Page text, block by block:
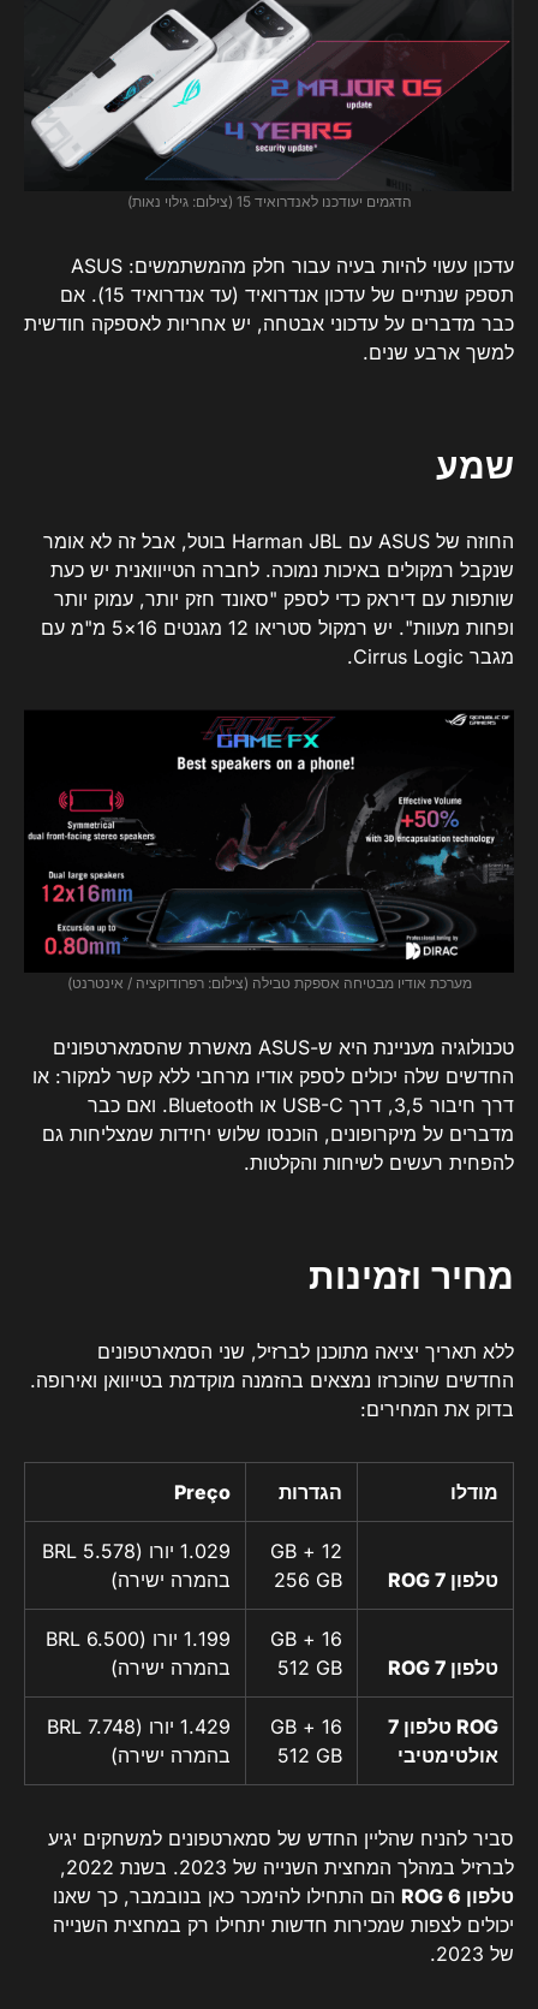
הדגמים יעודכנו לאנדרואיד 15 (צילום: גילוי נאות)
עדכון עשוי להיות בעיה עבור חלק מהמשתמשים: ASUS
תספק שנתיים של עדכון אנדרואיד (עד אנדרואיד 15). אם
כבר מדברים על עדכוני אבטחה, יש אחריות לאספקה ​​חודשית
למשך ארבע שנים.
שמע
החוזה של ASUS עם Harman JBL בוטל, אבל זה לא אומר
שנקבל רמקולים באיכות נמוכה. לחברה הטייוואנית יש כעת
שותפות עם דיראק כדי לספק "סאונד חזק יותר, עמוק יותר
ופחות מעוות". יש רמקול סטריאו 12 מגנטים 16×5 מ"מ עם
מגבר Cirrus Logic.
מערכת אודיו מבטיחה אספקת טבילה (צילום: רפרודוקציה / אינטרנט)
טכנולוגיה מעניינת היא ש-ASUS מאשרת שהסמארטפונים
החדשים שלה יכולים לספק אודיו מרחבי ללא קשר למקור: או
דרך חיבור 3,5, דרך USB-C או Bluetooth. ואם כבר
מדברים על מיקרופונים, הוכנסו שלוש יחידות שמצליחות גם
להפחית רעשים לשיחות והקלטות.
מחיר וזמינות
ללא תאריך יציאה מתוכנן לברזיל, שני הסמארטפונים
החדשים שהוכרזו נמצאים בהזמנה מוקדמת בטייוואן ואירופה.
בדוק את המחירים:
מודלו הגדרות Preço
טלפון ROG 7
12 GB +
256 GB
1.029 יורו (BRL 5.578
בהמרה ישירה)
טלפון ROG 7
16 GB +
512 GB
1.199 יורו (BRL 6.500
בהמרה ישירה)
ROG טלפון 7
אולטימטיבי
16 GB +
512 GB
1.429 יורו (BRL 7.748
בהמרה ישירה)
סביר להניח שהליין החדש של סמארטפונים למשחקים יגיע
לברזיל במהלך המחצית השנייה של 2023. בשנת 2022,
טלפון ROG 6
הם התחילו להימכר כאן בנובמבר, כך שאנו
יכולים לצפות שמכירות חדשות יתחילו רק במחצית השנייה
של 2023.